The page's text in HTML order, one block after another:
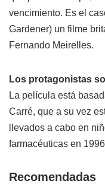
vencimiento. Es el
Gardener) un filme
Fernando Meirelles.
Los protagonistas
La película está
Carré, que a su vez
llevados a cabo en
farmacéuticas en
Recomendadas